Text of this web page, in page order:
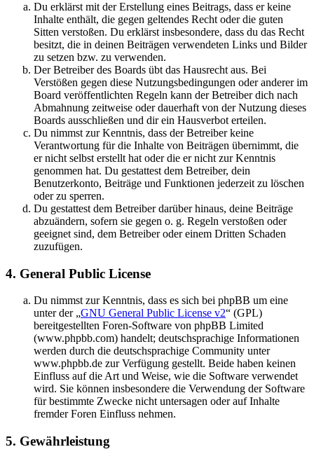
Du erklärst mit der Erstellung eines Beitrags, dass er keine
Inhalte enthält, die gegen geltendes Recht oder die guten
Sitten verstoßen. Du erklärst insbesondere, dass du das Recht
besitzt, die in deinen Beiträgen verwendeten Links und Bilder
zu setzen bzw. zu verwenden.
Der Betreiber des Boards übt das Hausrecht aus. Bei
Verstößen gegen diese Nutzungsbedingungen oder anderer im
Board veröffentlichten Regeln kann der Betreiber dich nach
Abmahnung zeitweise oder dauerhaft von der Nutzung dieses
Boards ausschließen und dir ein Hausverbot erteilen.
Du nimmst zur Kenntnis, dass der Betreiber keine
Verantwortung für die Inhalte von Beiträgen übernimmt, die
er nicht selbst erstellt hat oder die er nicht zur Kenntnis
genommen hat. Du gestattest dem Betreiber, dein
Benutzerkonto, Beiträge und Funktionen jederzeit zu löschen
oder zu sperren.
Du gestattest dem Betreiber darüber hinaus, deine Beiträge
abzuändern, sofern sie gegen o. g. Regeln verstoßen oder
geeignet sind, dem Betreiber oder einem Dritten Schaden
zuzufügen.
4. General Public License
Du nimmst zur Kenntnis, dass es sich bei phpBB um eine
unter der „GNU General Public License v2“ (GPL)
bereitgestellten Foren-Software von phpBB Limited
(www.phpbb.com) handelt; deutschsprachige Informationen
werden durch die deutschsprachige Community unter
www.phpbb.de zur Verfügung gestellt. Beide haben keinen
Einfluss auf die Art und Weise, wie die Software verwendet
wird. Sie können insbesondere die Verwendung der Software
für bestimmte Zwecke nicht untersagen oder auf Inhalte
fremder Foren Einfluss nehmen.
5. Gewährleistung